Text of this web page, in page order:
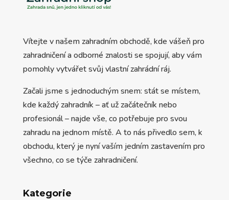
Vítejte v našem zahradním obchodě, kde vášeň pro
zahradničení a odborné znalosti se spojují, aby vám
pomohly vytvářet svůj vlastní zahrádní ráj.
Začali jsme s jednoduchým snem: stát se místem,
kde každý zahradník – ať už začátečník nebo
profesionál – najde vše, co potřebuje pro svou
zahradu na jednom místě. A to nás přivedlo sem, k
obchodu, který je nyní vaším jedním zastavením pro
všechno, co se týče zahradničení.
Kategorie